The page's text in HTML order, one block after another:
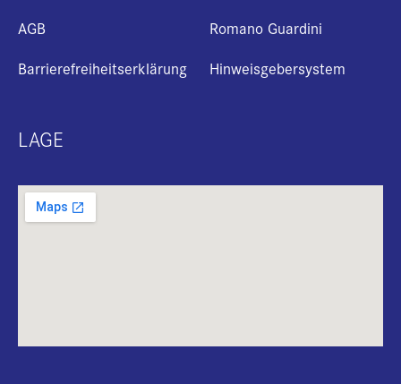
AGB
Barrierefreiheitserklärung
Romano Guardini
Hinweisgebersystem
LAGE